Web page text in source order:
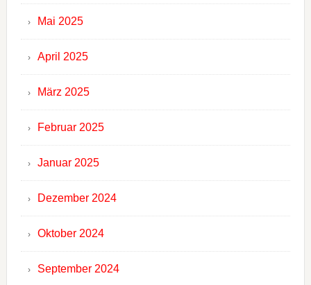
Mai 2025
April 2025
März 2025
Februar 2025
Januar 2025
Dezember 2024
Oktober 2024
September 2024